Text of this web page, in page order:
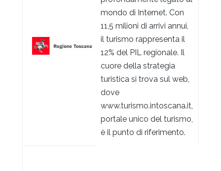
mondo di Internet. Con
11,5 milioni di arrivi annui,
il turismo rappresenta il
12% del PIL regionale. Il
cuore della strategia
turistica si trova sul web,
dove
www.turismo.intoscana.it,
portale unico del turismo,
è il punto di riferimento.